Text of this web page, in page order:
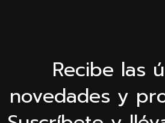
Recibe las
novedades y